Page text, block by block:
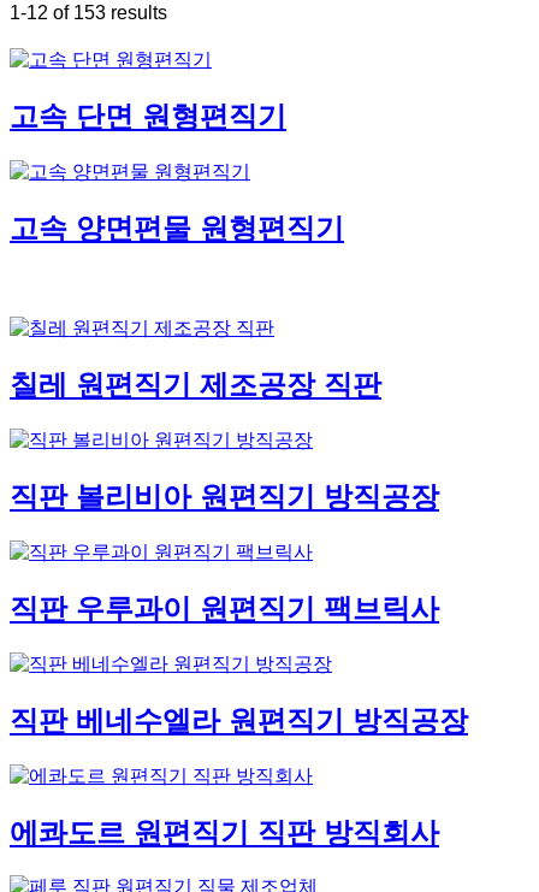
1-12 of 153 results
고속 단면 원형편직기
고속 양면편물 원형편직기
칠레 원편직기 제조공장 직판
직판 볼리비아 원편직기 방직공장
직판 우루과이 원편직기 팩브릭사
직판 베네수엘라 원편직기 방직공장
에콰도르 원편직기 직판 방직회사